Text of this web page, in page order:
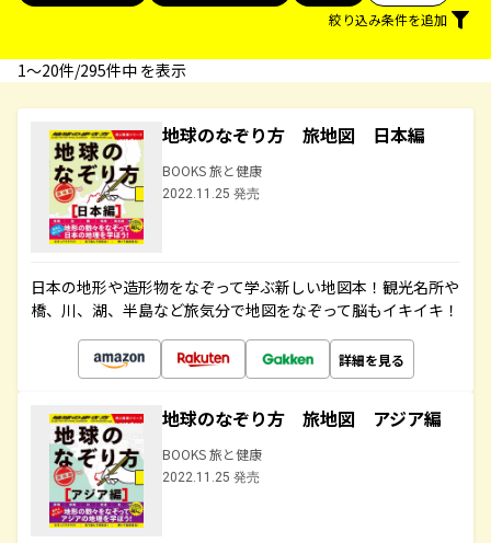
絞り込み条件を追加
1〜20件/295件中 を表示
地球のなぞり方 旅地図 日本編
BOOKS 旅と健康
2022.11.25 発売
日本の地形や造形物をなぞって学ぶ新しい地図本！観光名所や
橋、川、湖、半島など旅気分で地図をなぞって脳もイキイキ！
詳細を見る
地球のなぞり方 旅地図 アジア編
BOOKS 旅と健康
2022.11.25 発売